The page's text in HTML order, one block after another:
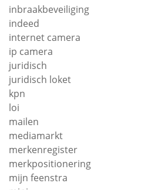
inbraakbeveiliging
indeed
internet camera
ip camera
juridisch
juridisch loket
kpn
loi
mailen
mediamarkt
merkenregister
merkpositionering
mijn feenstra